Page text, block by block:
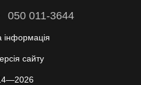
050 011-3644
інформація
сайту